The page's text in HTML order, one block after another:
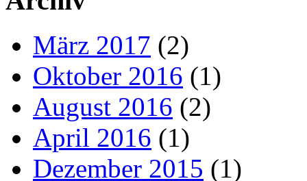
März 2017 (2)
Oktober 2016 (1)
August 2016 (2)
April 2016 (1)
Dezember 2015 (1)